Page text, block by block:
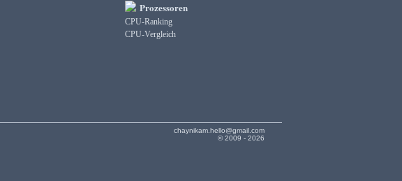
Prozessoren
CPU-Ranking
CPU-Vergleich
chaynikam.hello@gmail.com
© 2009 - 2026